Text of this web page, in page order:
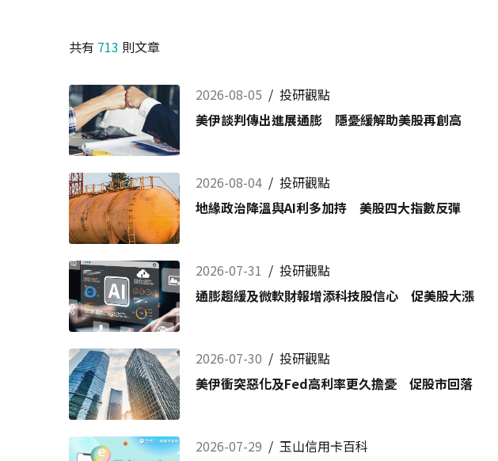
共有 713 則文章
2026-08-05 / 投研觀點
美伊談判傳出進展通膨 隱憂緩解助美股再創高
2026-08-04 / 投研觀點
地緣政治降溫與AI利多加持 美股四大指數反彈
2026-07-31 / 投研觀點
通膨趨緩及微軟財報增添科技股信心 促美股大漲
2026-07-30 / 投研觀點
美伊衝突惡化及Fed高利率更久擔憂 促股市回落
2026-07-29 / 玉山信用卡百科